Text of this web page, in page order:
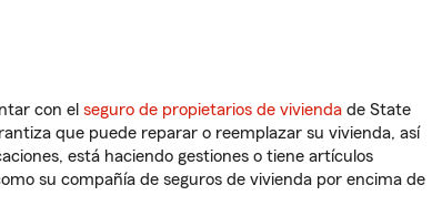
con el seguro de propietarios de vivienda de State
que puede reparar o reemplazar su vivienda, así
está haciendo gestiones o tiene artículos
su compañía de seguros de vivienda por encima de